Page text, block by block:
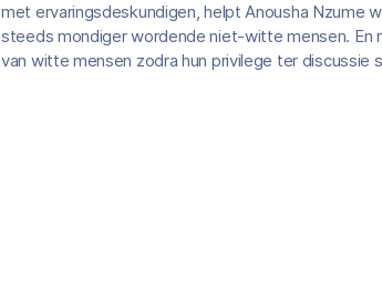
met ervaringsdeskundigen, helpt Anousha
steeds mondiger wordende niet-witte mensen.
van witte mensen zodra hun privilege ter